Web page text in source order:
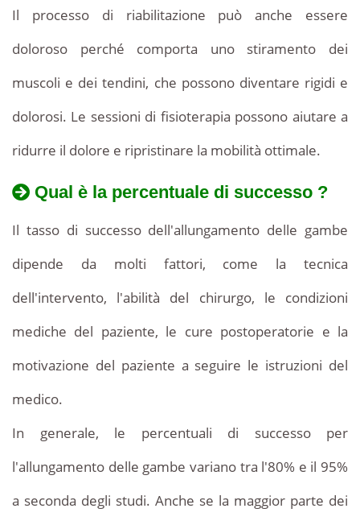
Il processo di riabilitazione può anche essere
doloroso perché comporta uno stiramento dei
muscoli e dei tendini, che possono diventare rigidi e
dolorosi. Le sessioni di fisioterapia possono aiutare a
ridurre il dolore e ripristinare la mobilità ottimale.
Qual è la percentuale di successo ?
Il tasso di successo dell'allungamento delle gambe
dipende da molti fattori, come la tecnica
dell'intervento, l'abilità del chirurgo, le condizioni
mediche del paziente, le cure postoperatorie e la
motivazione del paziente a seguire le istruzioni del
medico.
In generale, le percentuali di successo per
l'allungamento delle gambe variano tra l'80% e il 95%
a seconda degli studi. Anche se la maggior parte dei